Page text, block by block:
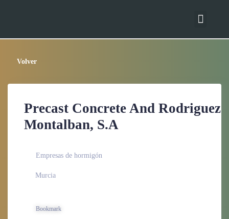
Volver
Precast Concrete And Rodriguez
Montalban, S.A
Empresas de hormigón
Murcia
Bookmark